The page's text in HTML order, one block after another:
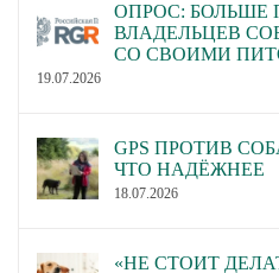
ОПРОС: БОЛЬШЕ
ВЛАДЕЛЬЦЕВ
СО СВОИМИ
19.07.2026
GPS ПРОТИВ
ЧТО НАДЁЖНЕЕ
18.07.2026
«НЕ СТОИТ